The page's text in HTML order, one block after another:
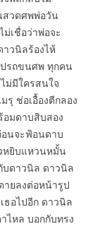
สวดศพพ่อวัน
เชื่อว่าพ่อจะ
วนิลร้องไห้
รถขนศพ ทุกคน
ม่มีใครสนใจ
ช่อเอื้องตีกลอง
มดาบสิบสอง
นจะฟ้อนดาบ
หยิบแหวนหมั้น
บดาวนิล ดาวนิล
ายลงต่อหน้ารูป
ธอไปอีก ดาวนิล
ไหล บอกกับทรง